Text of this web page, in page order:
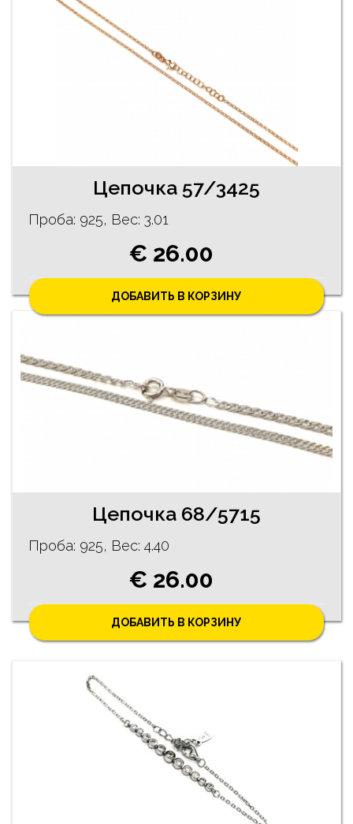
Цепочка 57/3425
Проба: 925, Bес: 3.01
€ 26.00
ДОБАВИТЬ В КОРЗИНУ
Цепочка 68/5715
Проба: 925, Bес: 4.40
€ 26.00
ДОБАВИТЬ В КОРЗИНУ